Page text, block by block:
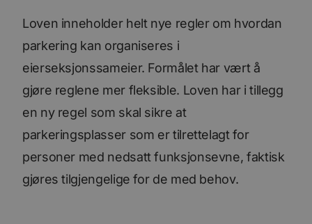
Loven inneholder helt nye regler om hvordan
parkering kan organiseres i
eierseksjonssameier. Formålet har vært å
gjøre reglene mer fleksible. Loven har i tillegg
en ny regel som skal sikre at
parkeringsplasser som er tilrettelagt for
personer med nedsatt funksjonsevne, faktisk
gjøres tilgjengelige for de med behov.